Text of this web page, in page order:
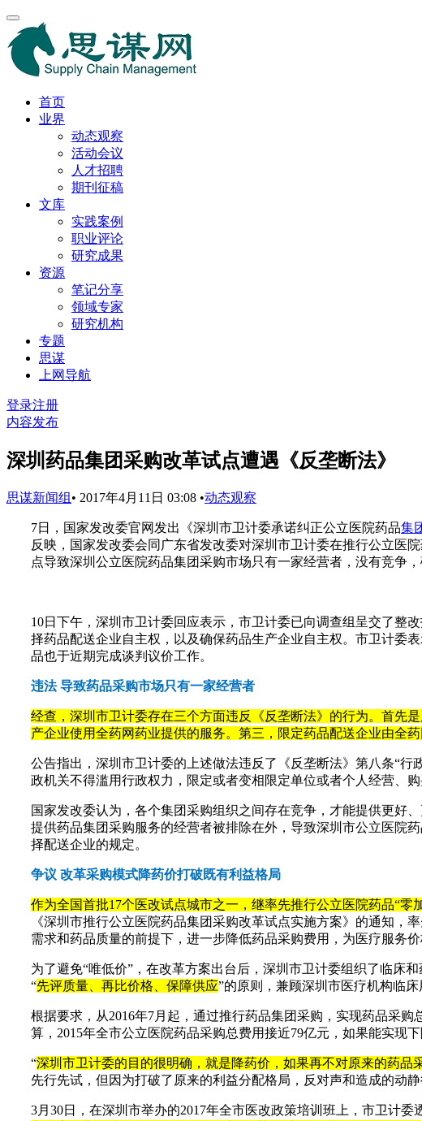
首页
业界
动态观察
活动会议
人才招聘
期刊征稿
文库
实践案例
职业评论
研究成果
资源
笔记分享
领域专家
研究机构
专题
思谋
上网导航
登录注册
内容发布
深圳药品集团采购改革试点遭遇《反垄断法》
思谋新闻组 • 2017年4月11日 03:08 •动态观察
7日，国家发改委官网发出《深圳市卫计委承诺纠正公立医院药品集
反映，国家发改委会同广东省发改委对深圳市卫计委在推行公立医
点导致深圳公立医院药品集团采购市场只有一家经营者，没有竞争
10日下午，深圳市卫计委回应表示，市卫计委已向调查组呈交了整
择药品配送企业自主权，以及确保药品生产企业自主权。市卫计委
品也于近期完成谈判议价工作。
违法 导致药品采购市场只有一家经营者
经查，深圳市卫计委存在三个方面违反《反垄断法》的行为。首先
产企业使用全药网药业提供的服务。第三，限定药品配送企业由全药
公告指出，深圳市卫计委的上述做法违反了《反垄断法》第八条“
政机关不得滥用行政权力，限定或者变相限定单位或者个人经营、
国家发改委认为，各个集团采购组织之间存在竞争，才能提供更好
提供药品集团采购服务的经营者被排除在外，导致深圳市公立医院
择配送企业的规定。
争议 改革采购模式降药价打破既有利益格局
作为全国首批17个医改试点城市之一，继率先推行公立医院药品“
《深圳市推行公立医院药品集团采购改革试点实施方案》的通知
需求和药品质量的前提下，进一步降低药品采购费用，为医疗服务价
为了避免“唯低价”，在改革方案出台后，深圳市卫计委组织了临床
“先评质量、再比价格、保障供应”的原则，兼顾深圳市医疗机构临
根据要求，从2016年7月起，通过推行药品集团采购，实现药品采
算，2015年全市公立医院药品采购总费用接近79亿元，如果能实现
“深圳市卫计委的目的很明确，就是降药价，如果再不对原来的药
先行先试，但因为打破了原来的利益分配格局，反对声和造成的动静
3月30日，在深圳市举办的2017年全市医改政策培训班上，市卫计委